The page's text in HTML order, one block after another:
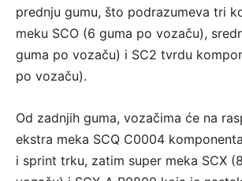
prednju gumu, što podrazumeva tri
meku SCO (6 guma po vozaču),
guma po vozaču) i SC2 tvrdu
po vozaču).
Od zadnjih guma, vozačima će na
ekstra meka SCQ C0004
i sprint trku, zatim super meka SCX